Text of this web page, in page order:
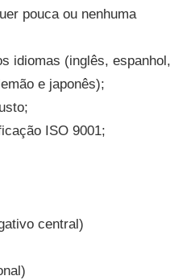
pouca ou nenhuma
idiomas (inglês, espanhol,
e japonês);
ISO 9001;
central)